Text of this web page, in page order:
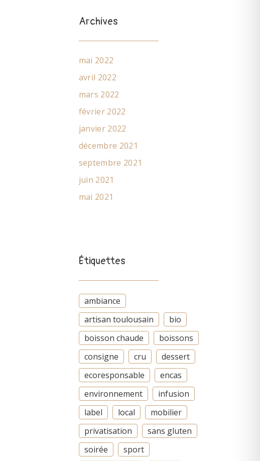
Archives
mai 2022
avril 2022
mars 2022
février 2022
janvier 2022
décembre 2021
septembre 2021
juin 2021
mai 2021
Étiquettes
ambiance
artisan toulousain
bio
boisson chaude
boissons
consigne
cru
dessert
ecoresponsable
encas
environnement
infusion
label
local
mobilier
privatisation
sans gluten
soirée
sport